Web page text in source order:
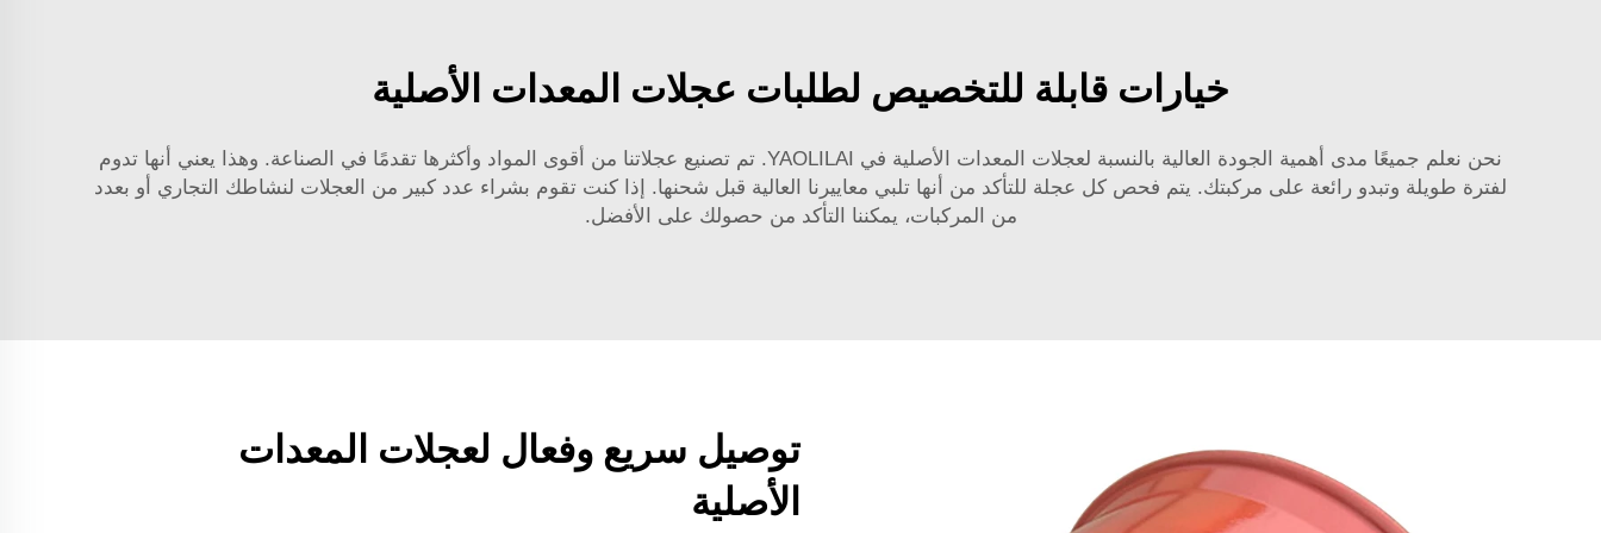
خيارات قابلة للتخصيص لطلبات عجلات المعدات الأصلية
نحن نعلم جميعًا مدى أهمية الجودة العالية بالنسبة لعجلات المعدات الأصلية في YAOLILAI. تم تصنيع عجلاتنا من أقوى المواد وأكثرها تقدمًا في الصناعة. وهذا يعني أنها تدوم
لفترة طويلة وتبدو رائعة على مركبتك. يتم فحص كل عجلة للتأكد من أنها تلبي معاييرنا العالية قبل شحنها. إذا كنت تقوم بشراء عدد كبير من العجلات لنشاطك التجاري أو بعدد
من المركبات، يمكننا التأكد من حصولك على الأفضل.
توصيل سريع وفعال لعجلات المعدات
الأصلية